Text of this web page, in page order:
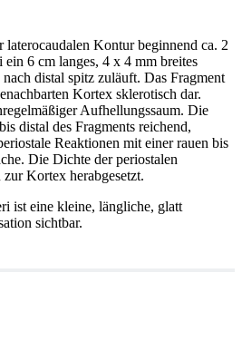
laterocaudalen Kontur beginnend ca. 2
ein 6 cm langes, 4 x 4 mm breites
distal spitz zuläuft. Das Fragment
Kortex sklerotisch dar.
Aufhellungssaum. Die
distal des Fragments reichend,
Reaktionen mit einer rauen bis
Die Dichte der periostalen
Kortex herabgesetzt.
ist eine kleine, längliche, glatt
sichtbar.